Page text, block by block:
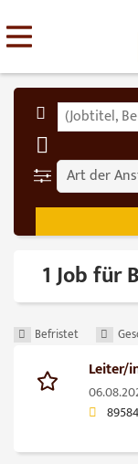
Art der
1 Job für
Befristet
Leiter/